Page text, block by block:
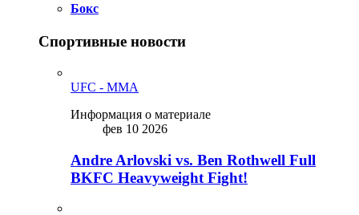
Бокс
Спортивные новости
UFC - MMA
Информация о материале
фев 10 2026
Andre Arlovski vs. Ben Rothwell Full
BKFC Heavyweight Fight!